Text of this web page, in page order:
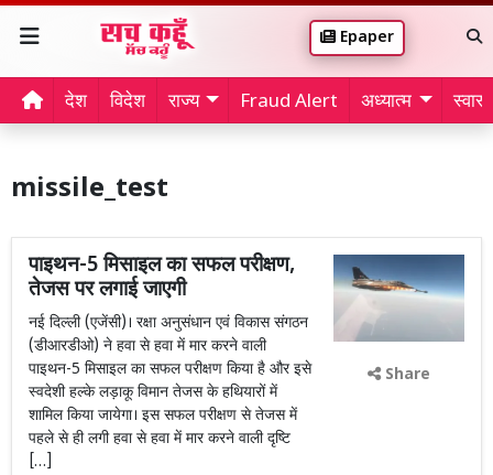
Epaper
देश विदेश राज्य Fraud Alert अध्यात्म
missile_test
पाइथन-5 मिसाइल का सफल परीक्षण,
तेजस पर लगाई जाएगी
नई दिल्ली (एजेंसी)। रक्षा अनुसंधान एवं विकास संगठन
(डीआरडीओ) ने हवा से हवा में मार करने वाली
पाइथन-5 मिसाइल का सफल परीक्षण किया है और इसे
स्वदेशी हल्के लड़ाकू विमान तेजस के हथियारों में
शामिल किया जायेगा। इस सफल परीक्षण से तेजस में
पहले से ही लगी हवा से हवा में मार करने वाली दृष्टि
[…]
Share